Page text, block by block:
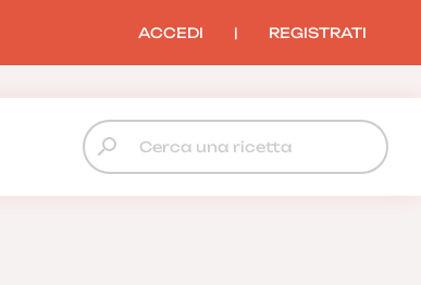
ACCEDI | REGISTRATI